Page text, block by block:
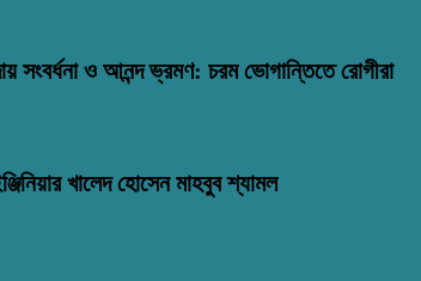
সংবর্ধনা ও আনন্দ ভ্রমণ: চরম ভোগান্তিতে রোগীরা
খালেদ হোসেন মাহবুব শ্যামল